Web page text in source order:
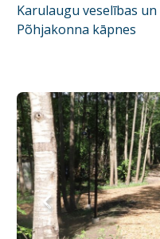
Karulaugu veselības
Põhjakonna kāpnes